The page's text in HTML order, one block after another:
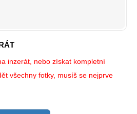
inzerát, nebo získat kompletní
všechny fotky, musíš se nejprve